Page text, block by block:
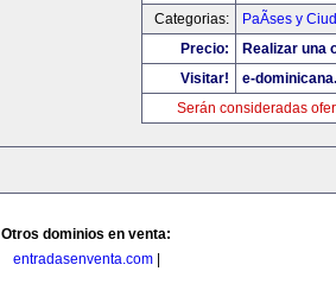
Categorias:
PaÃ­ses y
Precio:
Realizar una
Visitar!
e-
Serán consideradas
Otros dominios en venta:
entradasenventa.com|